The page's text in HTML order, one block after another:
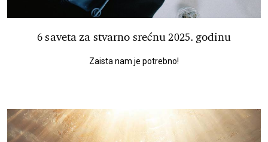
6 saveta za stvarno srećnu 2025. godinu
Zaista nam je potrebno!